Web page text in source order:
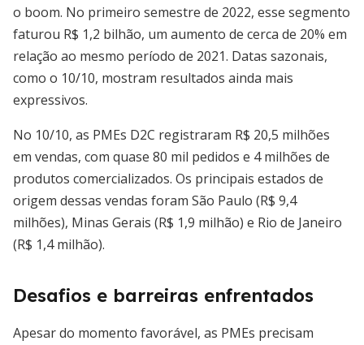
o boom. No primeiro semestre de 2022, esse segmento
faturou R$ 1,2 bilhão, um aumento de cerca de 20% em
relação ao mesmo período de 2021. Datas sazonais,
como o 10/10, mostram resultados ainda mais
expressivos.
No 10/10, as PMEs D2C registraram R$ 20,5 milhões
em vendas, com quase 80 mil pedidos e 4 milhões de
produtos comercializados. Os principais estados de
origem dessas vendas foram São Paulo (R$ 9,4
milhões), Minas Gerais (R$ 1,9 milhão) e Rio de Janeiro
(R$ 1,4 milhão).
Desafios e barreiras enfrentados
Apesar do momento favorável, as PMEs precisam